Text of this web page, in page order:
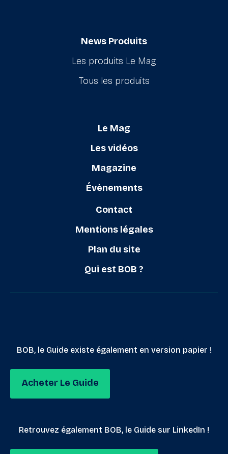
News Produits
Les produits Le Mag
Tous les produits
Le Mag
Les vidéos
Magazine
Évènements
Contact
Mentions légales
Plan du site
Qui est BOB ?
BOB, le Guide existe également en version papier !
Acheter Le Guide
Retrouvez également BOB, le Guide sur LinkedIn !